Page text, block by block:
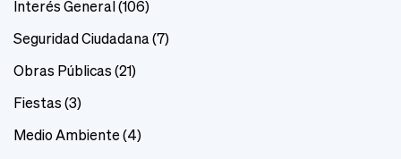
Interés General (106)
Seguridad Ciudadana(7)
Obras Públicas (21)
Fiestas (3)
Medio Ambiente (4)